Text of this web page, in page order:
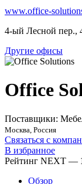
www.office-
4-ый Лесной пер.,
Другие офисы
Office
Поставщики:
Москва, Россия
Связаться с
В избранное
Рейтинг NEXT —
Обзор